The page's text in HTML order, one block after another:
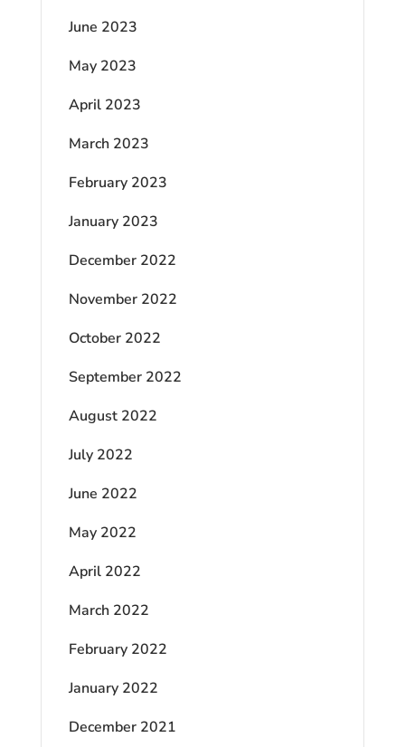
June 2023
May 2023
April 2023
March 2023
February 2023
January 2023
December 2022
November 2022
October 2022
September 2022
August 2022
July 2022
June 2022
May 2022
April 2022
March 2022
February 2022
January 2022
December 2021